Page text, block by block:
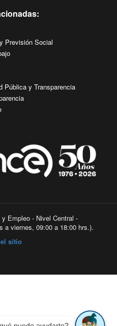
Previsión Social
Pública y Transparencia
Empleo - Nivel Central -
a viernes, 09:00 a 18:00 hrs.).
sitio